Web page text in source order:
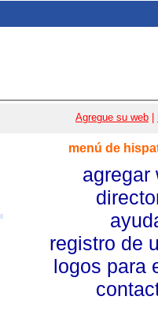
Agregue su web